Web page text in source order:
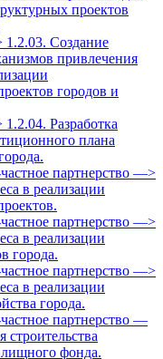
проектов
Создание
привлечения
городов и
Разработка
плана
партнерство —>
в реализации
партнерство —>
в реализации
города.
партнерство —>
в реализации
города.
партнерство —
строительства
фонда.